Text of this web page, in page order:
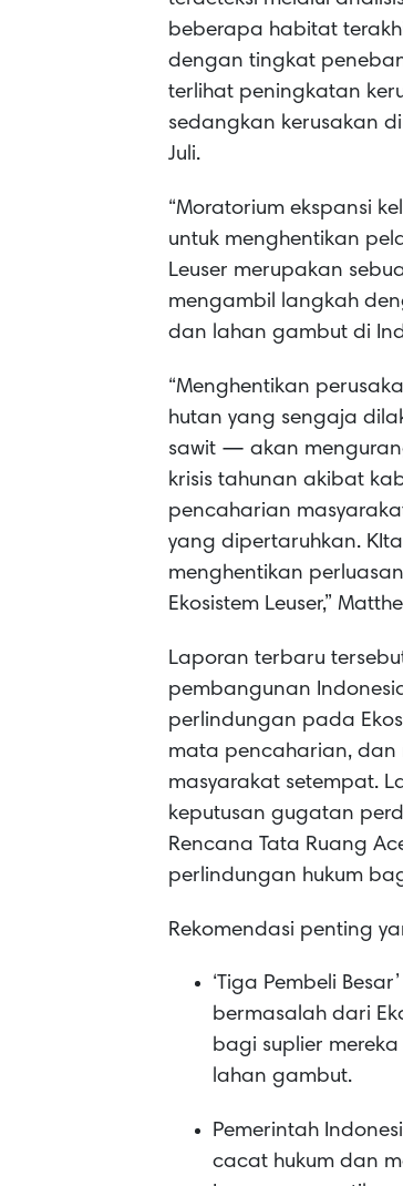
beberapa habitat
dengan tingkat
terlihat peningkatan
sedangkan kerusakan
Juli.
“Moratorium ekspansi
untuk menghentikan
Leuser merupakan
mengambil langkah
dan lahan gambut di
“Menghentikan
hutan yang sengaja
sawit — akan
krisis tahunan akibat
pencaharian
yang dipertaruhkan.
menghentikan
Ekosistem Leuser,”
Laporan terbaru
pembangunan
perlindungan pada
mata pencaharian, dan
masyarakat setempat.
keputusan gugatan
Rencana Tata Ruang
perlindungan hukum
Rekomendasi penting
‘Tiga Pembeli
bermasalah dari
bagi suplier
lahan gambut.
Pemerintah
cacat hukum dan